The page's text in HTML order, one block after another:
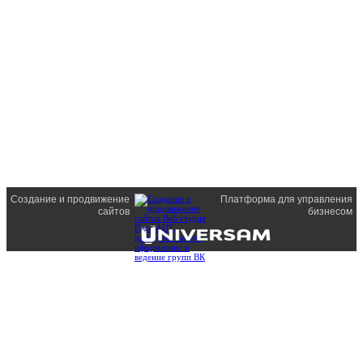
Создание и продвижение
сайтов
Платформа для управления
бизнесом